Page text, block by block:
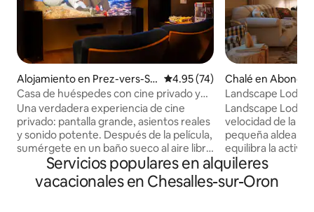
Alojamiento en Prez-vers-Siv
iriez
Calificación promedio: 4.95 de
4.95 (74)
Casa de huéspedes con cine privado y
baño sueco
Una verdadera experiencia de cine
privado: pantalla grande, asientos reales
y sonido potente. Después de la película,
sumérgete en un baño sueco al aire libre
humeante. L'Entracte, sugerida por
«L'Instant Clé», es una villa de 70 m² que
ofrece un refugio con una sala de cine
Chalé en
Landscape
vistas increíbles
Landscape Lodge
velocidad de la
pequeña aldea
equilibra la
descanso y el
combinan
modernos con
Servicios populares en alquileres
vacacionales en Chesalles-sur-Oron